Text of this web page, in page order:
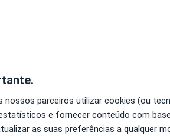
O agendamento online não está
disponível
Solicite um atendimento
nossos parceiros utilizar cookies (ou
e fornecer conteúdo com
as suas preferências a qualquer